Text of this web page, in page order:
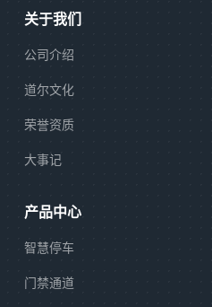
关于我们
公司介绍
道尔文化
荣誉资质
大事记
产品中心
智慧停车
门禁通道